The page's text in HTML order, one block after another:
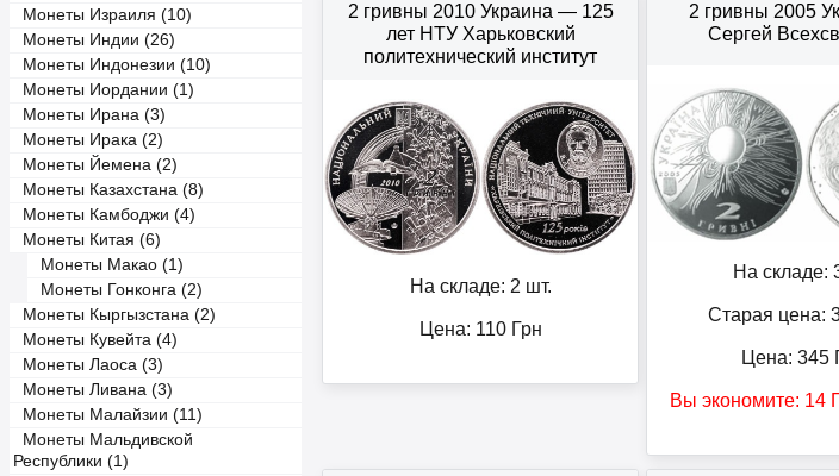
Монеты Израиля (10)
Монеты Индии (26)
Монеты Индонезии (10)
Монеты Иордании (1)
Монеты Ирана (3)
Монеты Ирака (2)
Монеты Йемена (2)
Монеты Казахстана (8)
Монеты Камбоджи (4)
Монеты Китая (6)
Монеты Макао (1)
Монеты Гонконга (2)
Монеты Кыргызстана (2)
Монеты Кувейта (4)
Монеты Лаоса (3)
Монеты Ливана (3)
Монеты Малайзии (11)
Монеты Мальдивской
Республики (1)
2 гривны 2010 Украина — 125
лет НТУ Харьковский
политехнический институт
На складе: 2 шт.
Цена: 110Грн
2 гривны 2005
Сергей
На складе:
Старая цена:
Цена:345
Вы экономите: 14